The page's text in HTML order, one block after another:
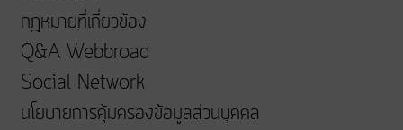
กฎหมายที่เกี่ยวข้อง
Q&A Webbroad
Social Network
นโยบายการคุ้มครองข้อมูลส่วนบุคคล